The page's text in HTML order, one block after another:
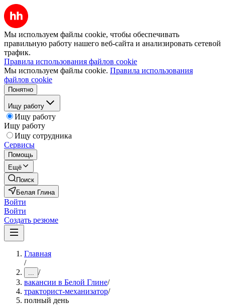
Мы используем файлы cookie, чтобы обеспечивать
правильную работу нашего веб-сайта и анализировать сетевой
трафик.
Правила использования файлов cookie
Мы используем файлы cookie. Правила использования
файлов cookie
Понятно
Ищу работу
Ищу работу
Ищу работу
Ищу сотрудника
Сервисы
Помощь
Ещё
Поиск
Белая Глина
Войти
Войти
Создать резюме
Главная
/
... /
вакансии в Белой Глине/
тракторист-механизатор/
полный день